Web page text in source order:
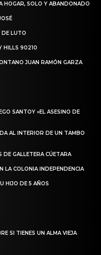
HOGAR, SOLO Y ABANDONADO
DE LUTO
HILLS 90210
JUAN RAMÓN GARZA
SANTOY «EL ASESINO DE
AL INTERIOR DE UN TAMBO
DE GALLETERA CÚETARA
LA COLONIA INDEPENDENCIA
HIJO DE 5 AÑOS
SI TIENES UN ALMA VIEJA